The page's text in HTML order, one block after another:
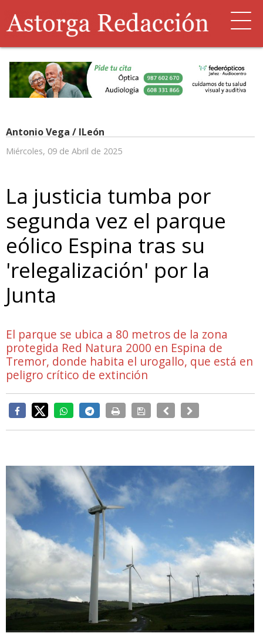
Antonio Vega / ILeón
Miércoles, 09 de Abril de 2025
La justicia tumba por
segunda vez el parque
eólico Espina tras su
'relegalización' por la
Junta
El parque se ubica a 80 metros de la zona
protegida Red Natura 2000 en Espina de
Tremor, donde habita el urogallo, que está en
peligro crítico de extinción